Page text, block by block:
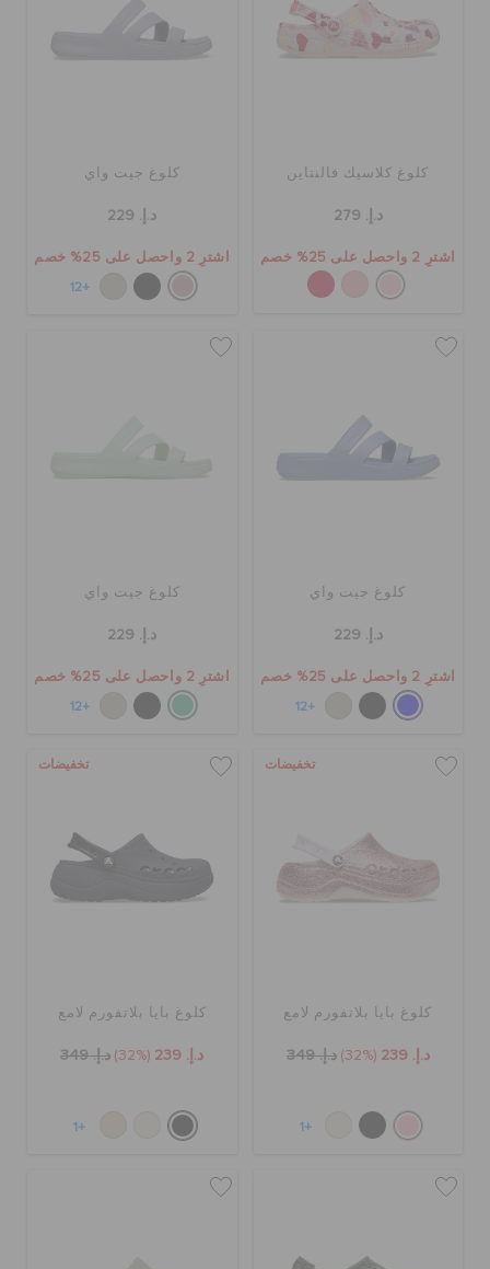
كلوغ كلاسيك فالنتاين
د.إ. 279
اشترِ 2 واحصل على 25% خصم
كلوغ جيت واي
د.إ. 229
اشترِ 2 واحصل على 25% خصم
+12
كلوغ جيت واي
د.إ. 229
اشترِ 2 واحصل على 25% خصم
+12
كلوغ جيت واي
د.إ. 229
اشترِ 2 واحصل على 25% خصم
+12
تخفيضات
كلوغ بايا بلاتفورم لامع
د.إ. 239 (32%) د.إ. 349
+1
تخفيضات
كلوغ بايا بلاتفورم لامع
د.إ. 239 (32%) د.إ. 349
+1